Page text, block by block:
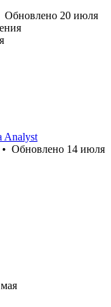
Обновлено 20 июля
Analyst
• Обновлено 14 июля